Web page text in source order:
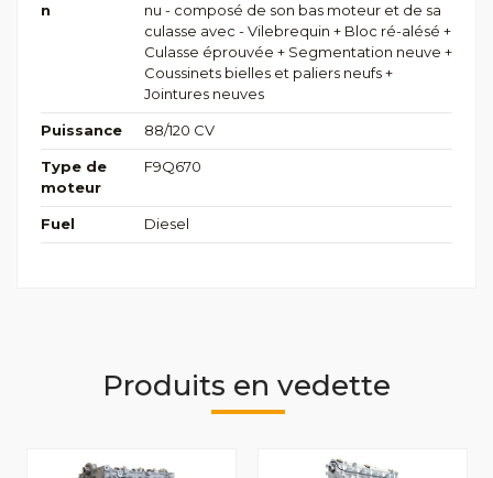
n
nu - composé de son bas moteur et de sa
culasse avec - Vilebrequin + Bloc ré-alésé +
Culasse éprouvée + Segmentation neuve +
Coussinets bielles et paliers neufs +
Jointures neuves
Puissance 88/120 CV
Type de
moteur
F9Q670
Fuel Diesel
Produits en vedette